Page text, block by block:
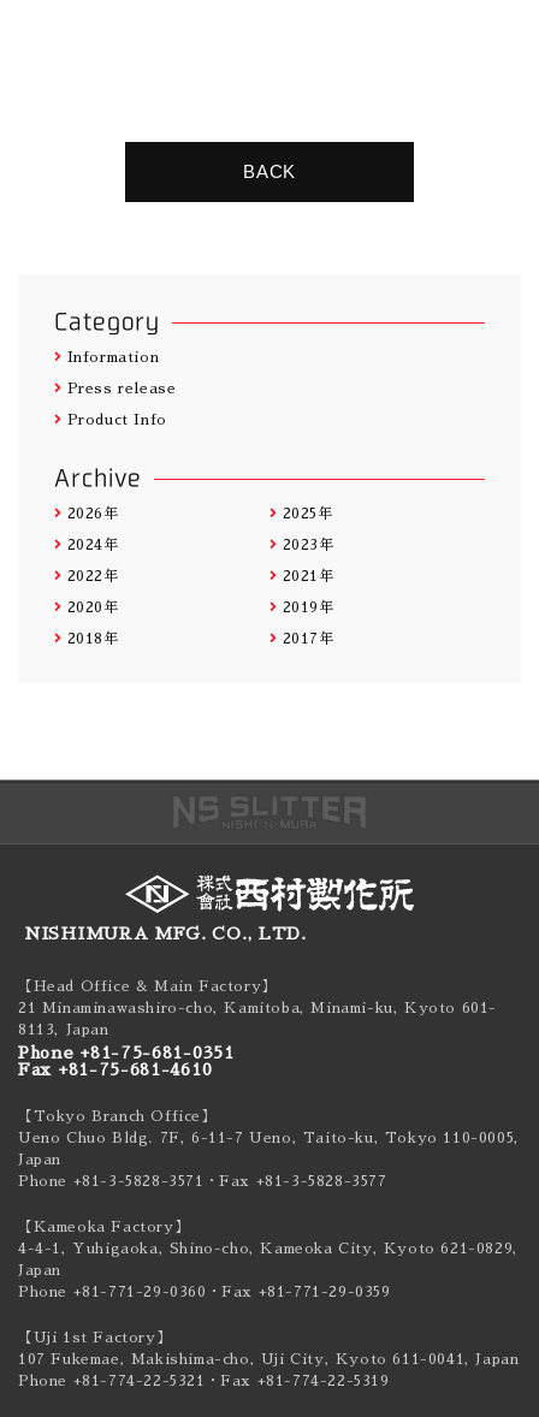
BACK
Category
Information
Press release
Product Info
Archive
2026年 2025年
2024年 2023年
2022年 2021年
2020年 2019年
2018年 2017年
NISHIMURA MFG. CO., LTD.
【Head Office & Main Factory】
21 Minaminawashiro-cho, Kamitoba, Minami-ku,Kyoto 601-
8113, Japan
Phone +81-75-681-0351
Fax +81-75-681-4610
【Tokyo Branch Office】
Ueno Chuo Bldg. 7F, 6-11-7 Ueno, Taito-ku, Tokyo 110-0005,
Japan
Phone +81-3-5828-3571
・Fax +81-3-5828-3577
【Kameoka Factory】
4-4-1, Yuhigaoka, Shino-cho, Kameoka City, Kyoto 621-0829,
Japan
Phone +81-771-29-0360 ・Fax +81-771-29-0359
【Uji 1st Factory】
107 Fukemae, Makishima-cho, Uji City, Kyoto 611-0041, Japan
Phone +81-774-22-5321
・Fax +81-774-22-5319